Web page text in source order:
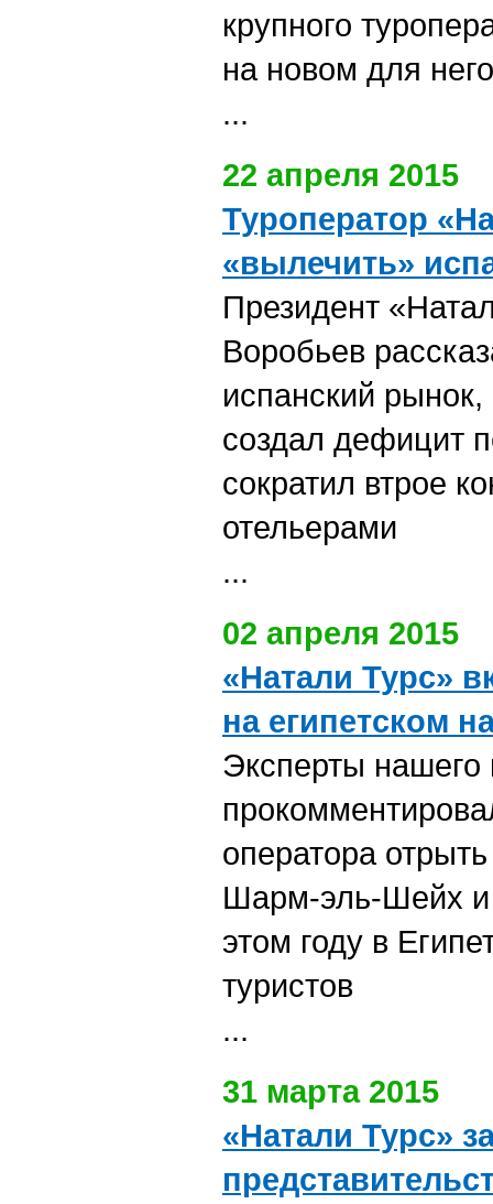
крупного
на новом для
...
22 апреля 2015
Туроператор
«вылечить»
Президент
Воробьев
испанский
создал дефицит
сократил втрое
отельерами
...
02 апреля 2015
«Натали Турс»
на египетском
Эксперты нашего
оператора
Шарм-эль-Шейх и
этом году в
туристов
...
31 марта 2015
«Натали Турс»